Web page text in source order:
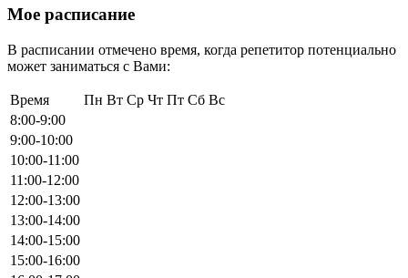
Мое расписание
В расписании отмечено время, когда репетитор потенциально
может заниматься с Вами:
Время Пн Вт Ср Чт Пт Сб Вс
8:00-9:00
9:00-10:00
10:00-11:00
11:00-12:00
12:00-13:00
13:00-14:00
14:00-15:00
15:00-16:00